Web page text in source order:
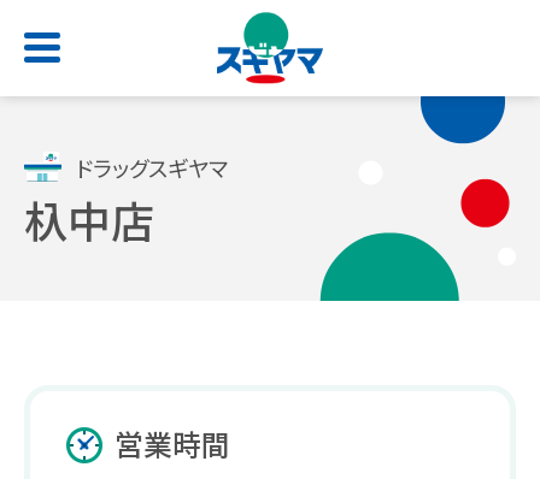
店舗検索
処方せん受付
ごあいさつ
新卒採用サイト
（薬剤師職・総合職）
スギヤマカード
ドラッグスギヤマ
杁中店
営業時間